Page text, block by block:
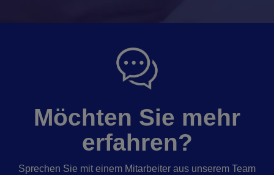
Möchten Sie mehr
erfahren?
Sprechen Sie mit einem Mitarbeiter aus unserem Team